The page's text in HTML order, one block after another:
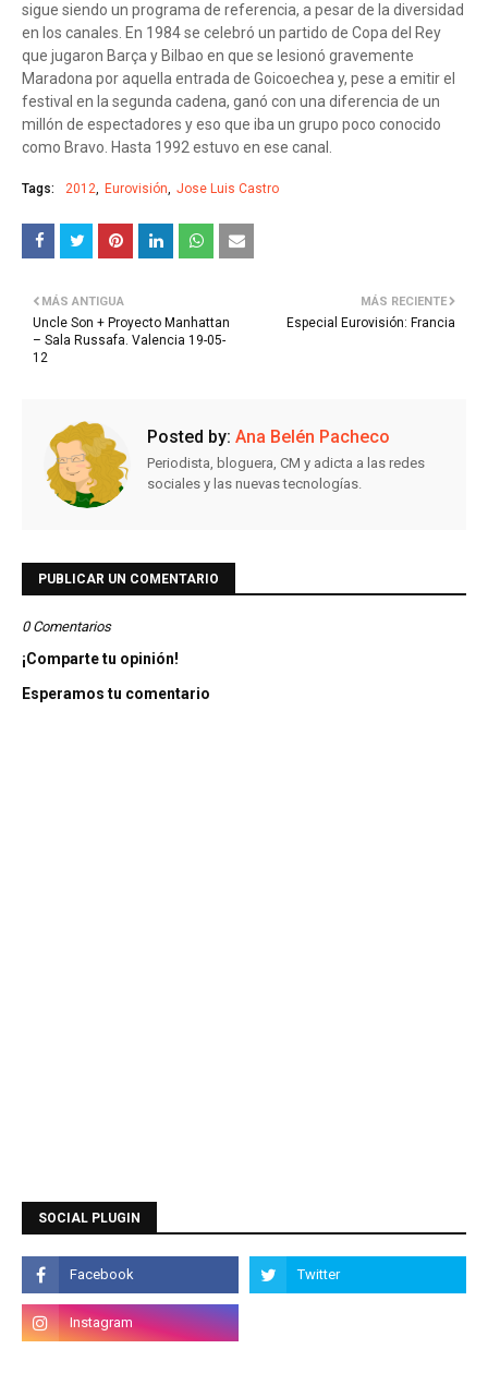
sigue siendo un programa de referencia, a pesar de la diversidad
en los canales. En 1984 se celebró un partido de Copa del Rey
que jugaron Barça y Bilbao en que se lesionó gravemente
Maradona por aquella entrada de Goicoechea y, pese a emitir el
festival en la segunda cadena, ganó con una diferencia de un
millón de espectadores y eso que iba un grupo poco conocido
como Bravo. Hasta 1992 estuvo en ese canal.
Tags: 2012 Eurovisión Jose Luis Castro
MÁS RECIENTE
Especial Eurovisión: Francia
MÁS ANTIGUA
Uncle Son + Proyecto Manhattan
– Sala Russafa. Valencia 19-05-
12
Posted by: Ana Belén Pacheco
Periodista, bloguera, CM y adicta a las redes
sociales y las nuevas tecnologías.
PUBLICAR UN COMENTARIO
0 Comentarios
¡Comparte tu opinión!
Esperamos tu comentario
SOCIAL PLUGIN